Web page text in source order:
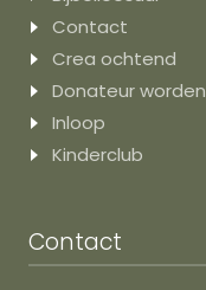
Contact
Crea ochtend
Donateur worden
Inloop
Kinderclub
Contact